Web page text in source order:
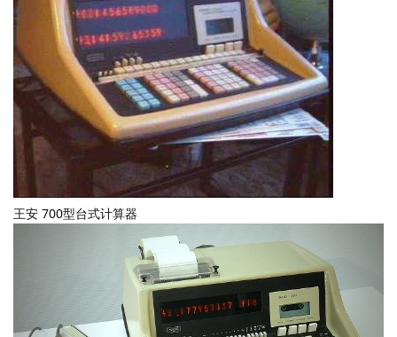
王安 700型台式计算器